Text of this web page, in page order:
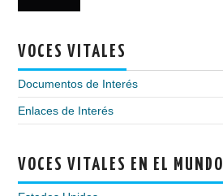
VOCES VITALES
Documentos de Interés
Enlaces de Interés
VOCES VITALES EN EL MUNDO